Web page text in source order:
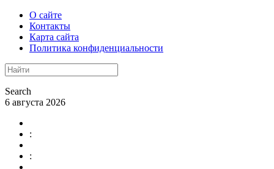
О сайте
Контакты
Карта сайта
Политика конфиденциальности
Search
6 августа 2026
:
: